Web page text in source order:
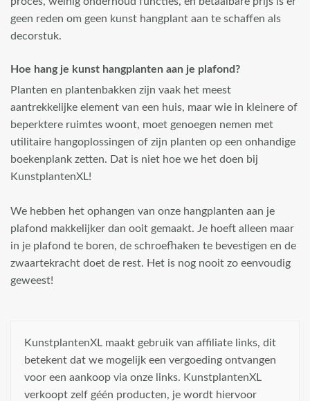
geen reden om geen kunst hangplant aan te schaffen als
decorstuk.
Hoe hang je kunst hangplanten aan je plafond?
Planten en plantenbakken zijn vaak het meest
aantrekkelijke element van een huis, maar wie in kleinere of
beperktere ruimtes woont, moet genoegen nemen met
utilitaire hangoplossingen of zijn planten op een onhandige
boekenplank zetten. Dat is niet hoe we het doen bij
KunstplantenXL!
We hebben het ophangen van onze hangplanten aan je
plafond makkelijker dan ooit gemaakt. Je hoeft alleen maar
in je plafond te boren, de schroefhaken te bevestigen en de
zwaartekracht doet de rest. Het is nog nooit zo eenvoudig
geweest!
KunstplantenXL maakt gebruik van affiliate links, dit
betekent dat we mogelijk een vergoeding ontvangen
voor een aankoop via onze links. KunstplantenXL
verkoopt zelf géén producten, je wordt hiervoor